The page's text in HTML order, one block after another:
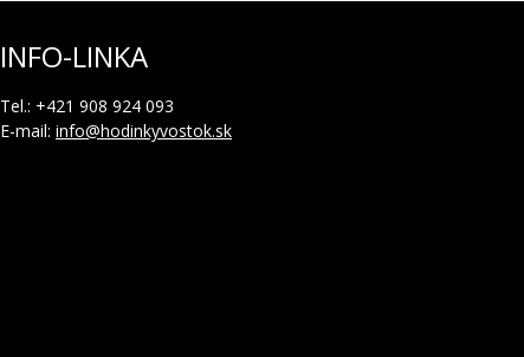
INFO-LINKA
Tel.: +421 908 924 093
E-mail: info@hodinkyvostok.sk